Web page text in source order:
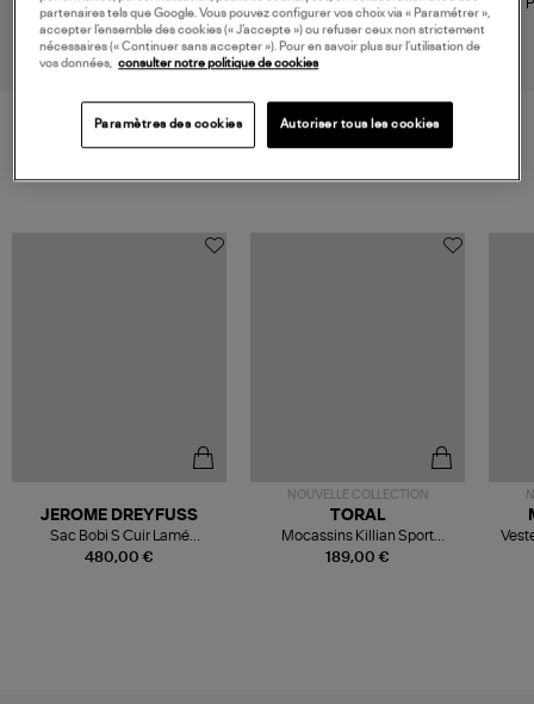
90,00 €
Pochette Ampy Tea & Cuir Noir,
Exclusivité Lulli
75,00 €
Pochette Ampy Raphia Tea
480,00 €
JEROME DREYFUSS
Sac Bobi S Cuir Lamé
Champagne
NOUVELLE COLLECTION
189,00 €
TORAL
Mocassins Killian Sport
Mousse
partenaires tels que Google. Vous pouvez configurer vos choix via « Paramétrer »,
accepter l’ensemble des cookies (« J’accepte ») ou refuser ceux non strictement
nécessaires (« Continuer sans accepter »). Pour en savoir plus sur l’utilisation de
vos données,
consulter notre politique de cookies
Paramètres des cookies Autoriser tous les cookies